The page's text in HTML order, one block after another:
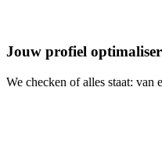
Jouw profiel
We checken of alles staat: van